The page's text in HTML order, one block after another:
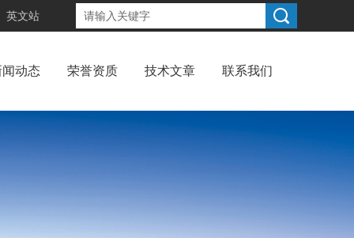
英文站
闻动态 荣誉资质 技术文章 联系我们